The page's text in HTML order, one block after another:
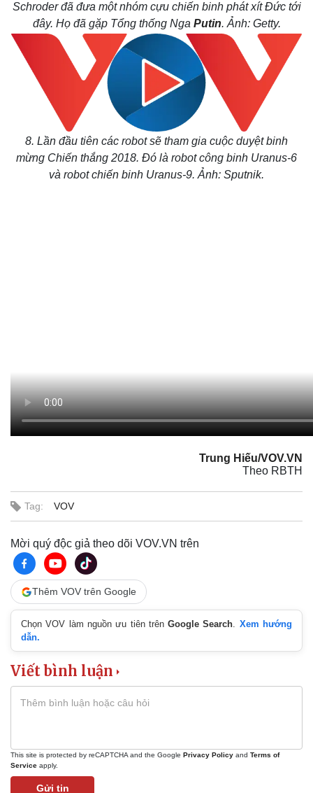
Giá cà phê
Schroder đã đưa một nhóm cựu chiến binh phát xít Đức tới
đây. Họ đã gặp Tổng thống Nga Putin. Ảnh: Getty.
8. Lần đầu tiên các robot sẽ tham gia cuộc duyệt binh
mừng Chiến thắng 2018. Đó là robot công binh Uranus-6
và robot chiến binh Uranus-9. Ảnh: Sputnik.
Trung Hiếu/VOV.VN
Theo RBTH
Tag: VOV
Mời quý độc giả theo dõi VOV.VN trên
Thêm VOV trên Google
Chọn VOV làm nguồn ưu tiên trênGoogle Search. Xem hướng
dẫn.
Viết bình luận
This site is protected by reCAPTCHA and the Google Privacy Policy and Terms of
Service apply.
Gửi tin